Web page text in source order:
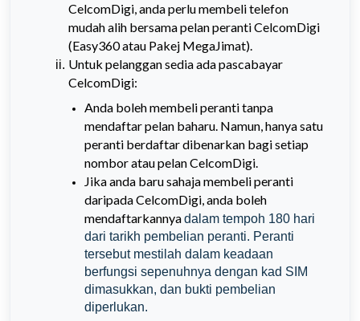
CelcomDigi, anda perlu membeli telefon
mudah alih bersama pelan peranti CelcomDigi
(Easy360 atau Pakej MegaJimat).
Untuk pelanggan sedia ada pascabayar
CelcomDigi:
Anda boleh membeli peranti tanpa
mendaftar pelan baharu. Namun, hanya satu
peranti berdaftar dibenarkan bagi setiap
nombor atau pelan CelcomDigi.
Jika anda baru sahaja membeli peranti
daripada CelcomDigi, anda boleh
mendaftarkannyadalam tempoh 180 hari
dari tarikh pembelian peranti. Peranti
tersebut mestilah dalam keadaan
berfungsi sepenuhnya dengan kad SIM
dimasukkan, dan bukti pembelian
diperlukan.